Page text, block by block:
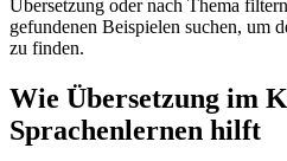
Übersetzung oder nach Thema
gefundenen Beispielen suchen, um
zu finden.
Wie Übersetzung im
Sprachenlernen hilft